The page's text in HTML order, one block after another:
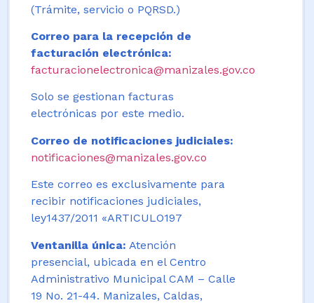
(Trámite, servicio o PQRSD.)
Correo para la recepción de
facturación electrónica:
facturacionelectronica@manizales.gov.co
Solo se gestionan facturas
electrónicas por este medio.
Correo de notificaciones judiciales:
notificaciones@manizales.gov.co
Este correo es exclusivamente para
recibir notificaciones judiciales,
ley1437/2011 «ARTICULO197
Ventanilla única: Atención
presencial, ubicada en el Centro
Administrativo Municipal CAM – Calle
19 No. 21-44. Manizales, Caldas,